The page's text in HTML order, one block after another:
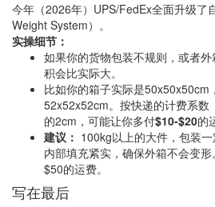
今年（2026年）UPS/FedEx全面升级了
Weight System）。
实操细节：
如果你的货物包装不规则，或者
积会比实际大。
比如你的箱子实际是50x50x50cm
52x52x52cm。按快递的计费系
的2cm，可能让你多付$10-$20的
建议： 100kg以上的大件，包装
内部填充紧实，确保外箱不会变
$50的运费。
写在最后